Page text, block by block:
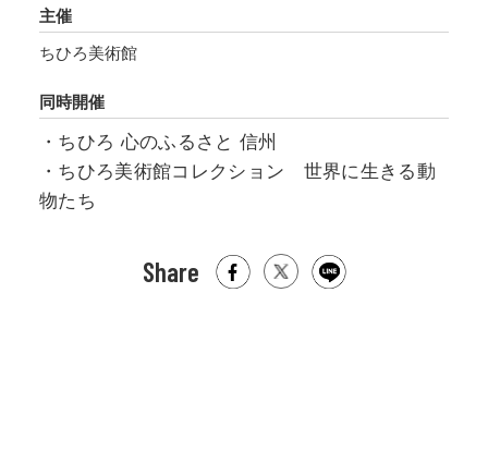
主催
ちひろ美術館
同時開催
・ちひろ 心のふるさと 信州
・ちひろ美術館コレクション 世界に生きる動
物たち
Share